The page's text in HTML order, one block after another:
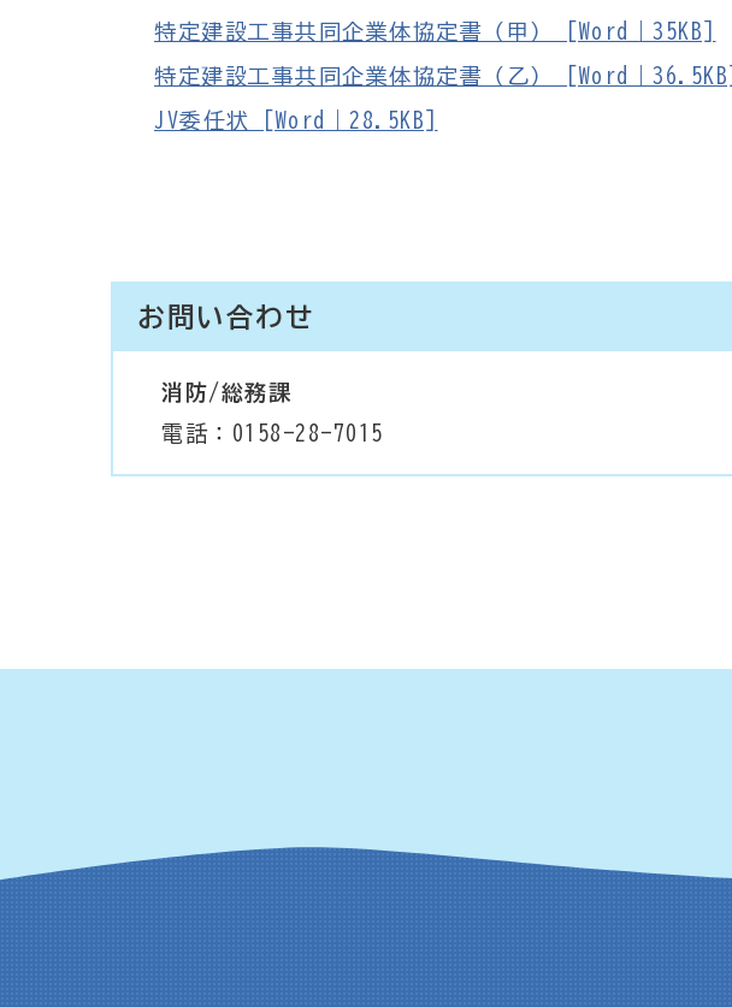
特定建設工事共同企業体協定書（甲） [Word｜35KB]
特定建設工事共同企業体協定書（乙） [Word｜36.5KB]
JV委任状 [Word｜28.5KB]
お問い合わせ
消防/総務課
電話：0158-28-7015